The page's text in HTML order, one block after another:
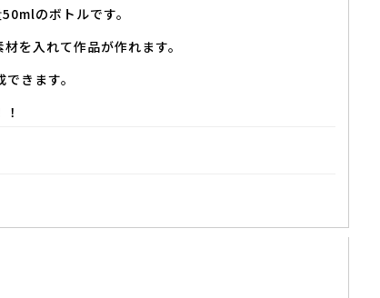
のボトルです。
を入れて作品が作れます。
きます。